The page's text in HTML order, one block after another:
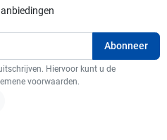
Hiervoor kunt u de
voorwaarden.